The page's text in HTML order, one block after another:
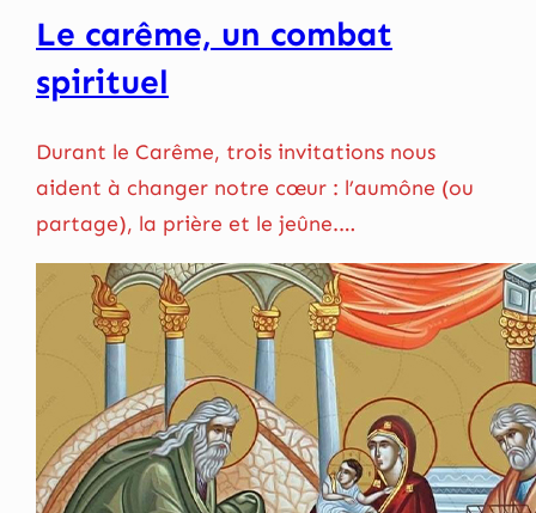
Le carême, un combat
spirituel
Durant le Carême, trois invitations nous
aident à changer notre cœur : l’aumône (ou
partage), la prière et le jeûne.…